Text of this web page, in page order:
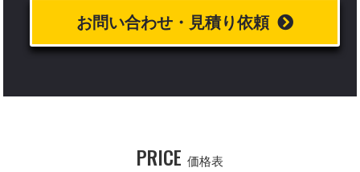
お問い合わせ・見積り依頼
PRICE 価格表